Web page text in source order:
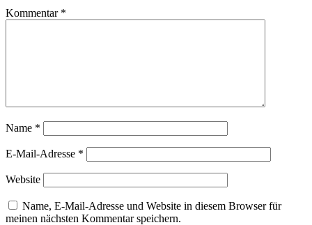
Kommentar *
Name *
E-Mail-Adresse *
Website
Name, E-Mail-Adresse und Website in diesem Browser für
meinen nächsten Kommentar speichern.